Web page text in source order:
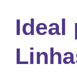
Ideal